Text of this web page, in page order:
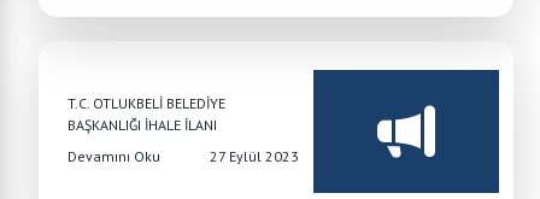
T.C. OTLUKBELİ BELEDİYE
BAŞKANLIĞI İHALE İLANI
Devamını Oku
27 Eylül 2023